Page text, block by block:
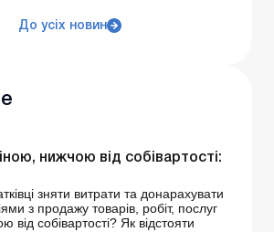
До усіх новин
нижчою від собівартості:
зняти витрати та донарахувати
з продажу товарів, робіт, послуг
від собівартості? Як відстояти